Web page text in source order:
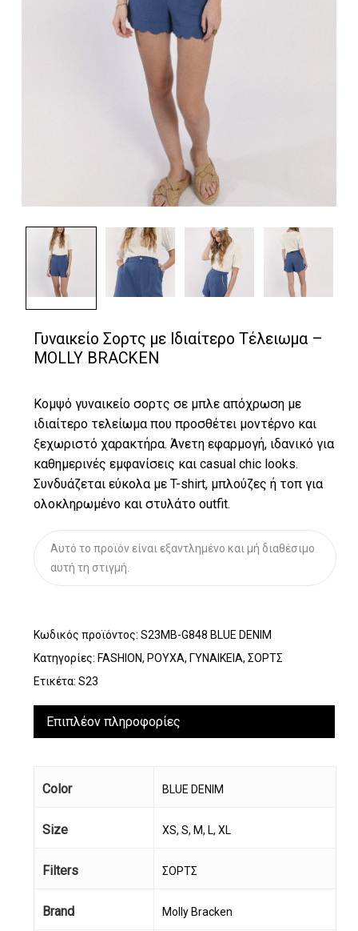
Γυναικείο Σορτς με Ιδιαίτερο Τέλειωμα –
MOLLY BRACKEN
Κομψό γυναικείο σορτς σε μπλε απόχρωση με
ιδιαίτερο τελείωμα που προσθέτει μοντέρνο και
ξεχωριστό χαρακτήρα. Άνετη εφαρμογή, ιδανικό για
καθημερινές εμφανίσεις και casual chic looks.
Συνδυάζεται εύκολα με T-shirt, μπλούζες ή τοπ για
ολοκληρωμένο και στυλάτο outfit.
Αυτό το προϊόν είναι εξαντλημένο και μή διαθέσιμο
αυτή τη στιγμή.
Κωδικός προϊόντος: S23MB-G848 BLUE DENIM
Κατηγορίες: FASHION, ΡΟΥΧΑ, ΓΥΝΑΙΚΕΙΑ, ΣΟΡΤΣ
Ετικέτα: S23
Επιπλέον πληροφορίες
Color BLUE DENIM
Size XS, S, M, L, XL
Filters ΣΟΡΤΣ
Brand Molly Bracken